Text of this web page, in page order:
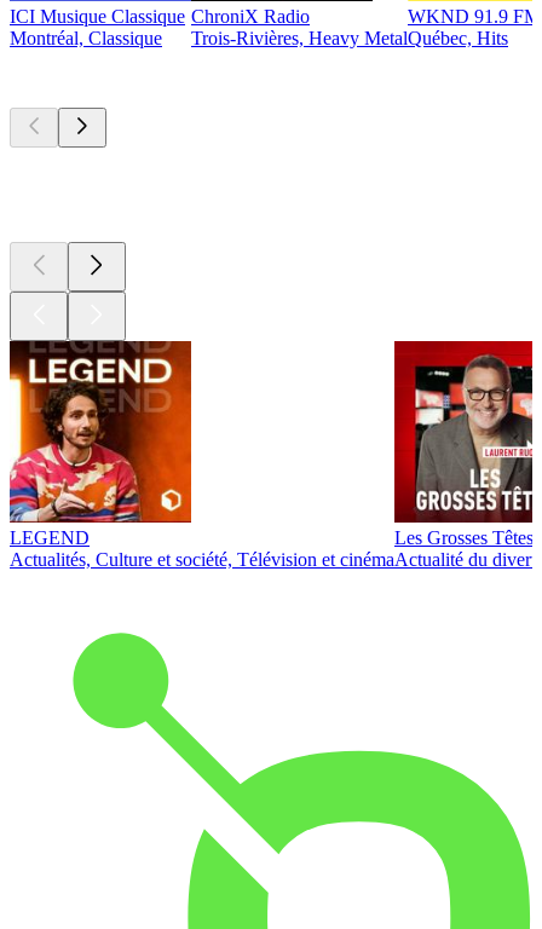
ICI Musique Classique
Montréal, Classique
ChroniX Radio
Trois-Rivières, Heavy Metal
WKND 91.9 FM
Québec, Hits
LEGEND
Actualités, Culture et société, Télévision et cinéma
Les Grosses Têtes
Actualité du